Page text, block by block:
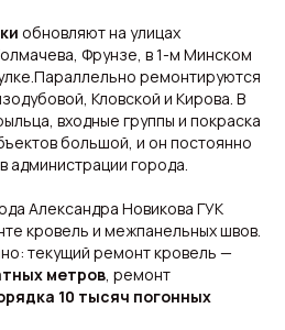
обновляют на улицах
Фрунзе, в 1-м Минском
ремонтируются
Кловской и Кирова. В
входные группы и покраска
большой, и он постоянно
администрации города.
Александра Новикова ГУК
кровель и межпанельных швов.
текущий ремонт кровель —
метров, ремонт
10 тысяч погонных
и по делу!
новостей!
вести